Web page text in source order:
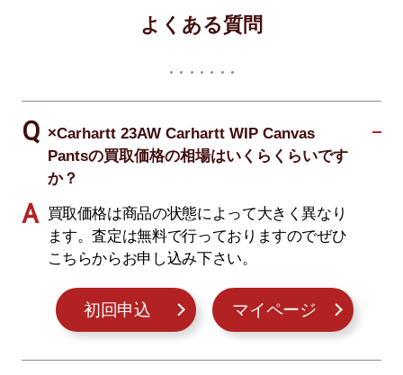
よくある質問
×Carhartt 23AW Carhartt WIP Canvas
Pantsの買取価格の相場はいくらくらいです
か？
買取価格は商品の状態によって大きく異なり
ます。査定は無料で行っておりますのでぜひ
こちらからお申し込み下さい。
初回申込 マイページ